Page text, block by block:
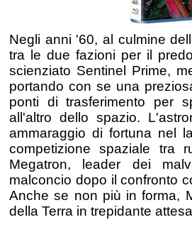
Negli anni '60, al culmine
tra le due fazioni per il
scienziato Sentinel Prime,
portando con se una
ponti di trasferimento per
all'altro dello spazio.
ammaraggio di fortuna nel
competizione spaziale tra
Megatron, leader dei
malconcio dopo il confronto
Anche se non più in forma,
della Terra in trepidante